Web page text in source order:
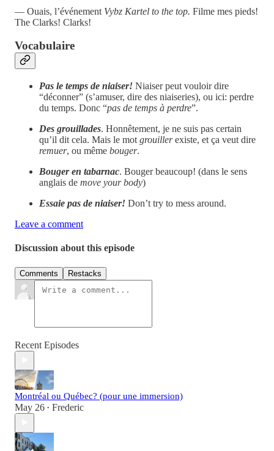
— Ouais, l’événement Vybz Kartel to the top. Filme mes pieds!
The Clarks! Clarks!
Vocabulaire
Pas le temps de niaiser! Niaiser peut vouloir dire
“déconner” (s’amuser, dire des niaiseries), ou ici: perdre
du temps. Donc “pas de temps à perdre”.
Des grouillades. Honnêtement, je ne suis pas certain
qu’il dit cela. Mais le mot grouillerexiste, et ça veut dire
remuer, ou même bouger.
Bouger en tabarnac. Bouger beaucoup! (dans le sens
anglais de move your body)
Essaie pas de niaiser! Don’t try to mess around.
Leave a comment
Discussion about this episode
Comments Restacks
Recent Episodes
Montréal ou Québec? (pour une immersion)
May 26 • Frederic